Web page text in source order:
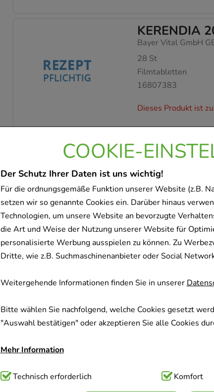
COOKIE-
Der Schutz Ihrer Daten ist uns wichtig!
Für die ordnungsgemäße Funktion unserer Website (z.B.
setzen wir so genannte Cookies ein. Darüber hinaus
Technologien, um unsere Website an bevorzugte
die Art und Weise der Nutzung unserer Website für
personalisierte Werbung ausspielen zu können. Zu
Dritte, wie z.B. Suchmaschinenanbieter oder Social
Weitergehende Informationen finden Sie in unserer
Bitte wählen Sie nachfolgend, welche Cookies gesetzt
"Auswahl bestätigen" oder akzeptieren Sie alle Cookies
Mehr Information
Technisch Notwendig:Hierbei handelt es sich um
Technisch erforderlich Komfort
KERENDIA
Bayer Vital GmbH
28 St
Filmtabletten
16807383
Dieses Produkt ist